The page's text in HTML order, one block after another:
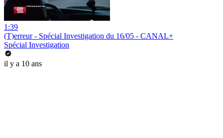
1:39
(T)erreur - Spécial Investigation du 16/05 - CANAL+
Spécial Investigation
il y a 10 ans